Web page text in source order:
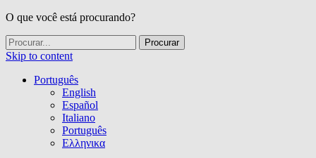
O que você está procurando?
Skip to content
Português
English
Español
Italiano
Português
Ελληνικα